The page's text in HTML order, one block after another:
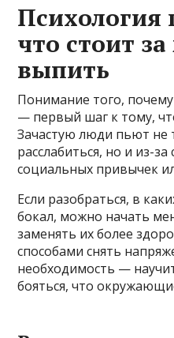
Психология
что стоит
выпить
Понимание того,
— первый шаг к тому,
Зачастую люди пьют не
расслабиться, но и из-за
социальных привычек
Если разобраться, в
бокал, можно начать
заменять их более
способами снять
необходимость —
бояться, что